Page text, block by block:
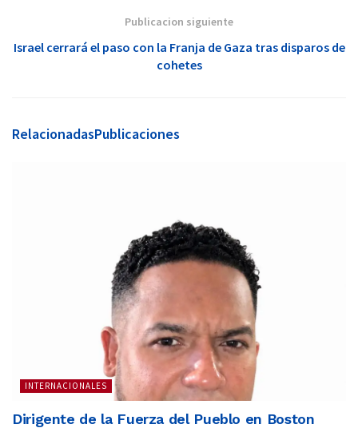
Publicacion siguiente
Israel cerrará el paso con la Franja de Gaza tras disparos de
cohetes
RelacionadasPublicaciones
INTERNACIONALES
Dirigente de la Fuerza del Pueblo en Boston